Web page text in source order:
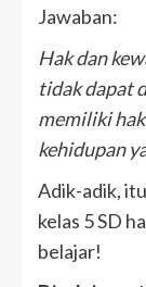
Jawaban:
Hak dan
tidak dapat
memiliki
kehidupan
Adik-adik,
kelas 5 SD
belajar!